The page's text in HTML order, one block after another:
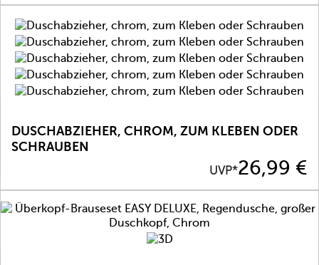
DUSCHABZIEHER, CHROM, ZUM KLEBEN ODER
SCHRAUBEN
Preis
UVP*26,99 €